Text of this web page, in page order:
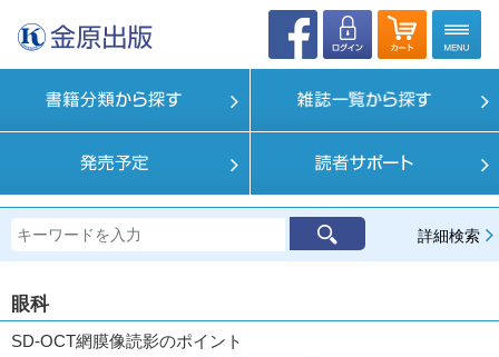
詳細検索
眼科
SD-OCT網膜像読影のポイント